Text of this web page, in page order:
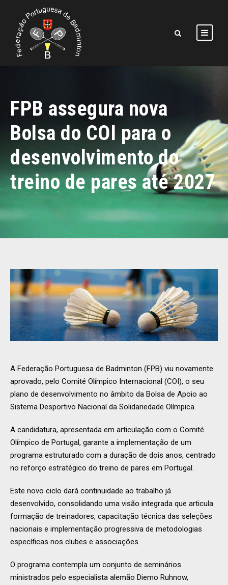
FPB assegura nova
Bolsa do COI para o
desenvolvimento do
treino de pares até 2027
A Federação Portuguesa de Badminton (FPB) viu novamente
aprovado, pelo Comité Olímpico Internacional (COI), o seu
plano de desenvolvimento no âmbito da Bolsa de Apoio ao
Sistema Desportivo Nacional da Solidariedade Olímpica.
A candidatura, apresentada em articulação com o Comité
Olímpico de Portugal, garante a implementação de um
programa estruturado com a duração de dois anos, centrado
no reforço estratégico do treino de pares em Portugal.
Este novo ciclo dará continuidade ao trabalho já
desenvolvido, consolidando uma visão integrada que articula
formação de treinadores, capacitação técnica das seleções
nacionais e implementação progressiva de metodologias
específicas nos clubes e associações.
O programa contempla um conjunto de seminários
ministrados pelo especialista alemão Diemo Ruhnow,